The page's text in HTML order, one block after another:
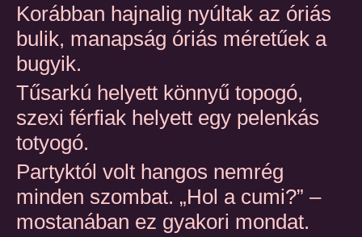
Korábban hajnalig nyúltak az óriás
bulik, manapság óriás méretűek a
bugyik.
Tűsarkú helyett könnyű topogó,
szexi férfiak helyett egy pelenkás
totyogó.
Partyktól volt hangos nemrég
minden szombat. „Hol a cumi?” –
mostanában ez gyakori mondat.